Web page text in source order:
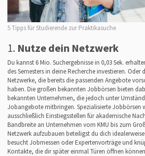
5 Tipps für Studierende zur Praktikasuche
1. Nutze dein Netzwerk
Du kannst 6 Mio. Suchergebnisse in 0,03 Sek.
des Semesters in deine Recherche investieren.
Netzwerke, die bereits die passenden Angebote
haben. Die großen bekannten Jobbörsen bieten
bekannten Unternehmen, die jedoch unter
Jobangebote mitbringen. Spezialisierte Jobbörsen
ausschließlich Einstiegsstellen für akademische
Bandbreite an Unternehmen vom KMU bis zum
Netzwerk aufzubauen beteiligst du dich
besucht Jobmessen oder Expertenvorträge und
Kontakte, die dir später einmal Türen öffnen